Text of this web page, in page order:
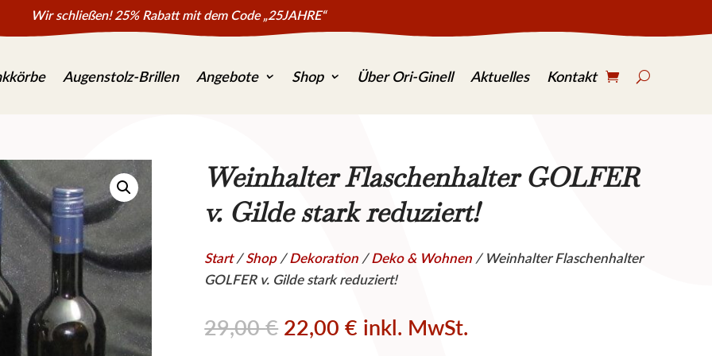
Wir schließen! 25% Rabatt mit dem Code „25JAHRE“
Augenstolz-Brillen Angebote Shop Über Ori-Ginell Aktuelles Kontakt
Weinhalter Flaschenhalter GOLFER
v. Gilde stark reduziert!
Start/Shop/Dekoration /Deko & Wohnen / Weinhalter Flaschenhalter
GOLFER v. Gilde stark reduziert!
29,00€ Ursprünglicher
22,00€ Aktueller
inkl. MwSt.